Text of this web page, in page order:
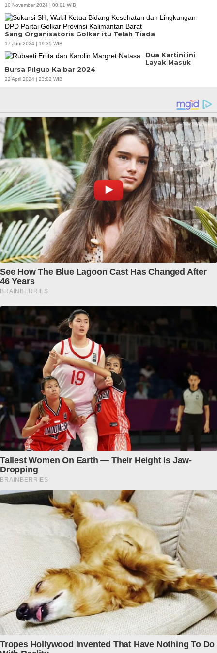
10 November 2024 | 00:01 WIB
Sang Organisatoris Golkar itu Telah Tiada
17 Juni 2024 | 19:35 WIB
Dua Kartini ini
Layak Masuk
Bursa Pilgub Kalbar 2024
22 April 2024 | 23:02 WIB